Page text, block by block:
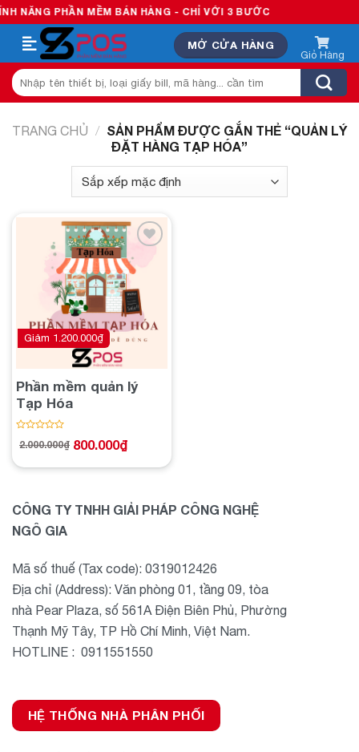
Skip
to
content
NĂNG PHẦN MỀM BÁN HÀNG - CHỈ VỚI 3 BƯỚC
MỞ CỬA HÀNG
Tìm
kiếm:
TRANG CHỦ / SẢN PHẨM ĐƯỢC GẮN THẺ “QUẢN LÝ
ĐẶT HÀNG TẠP HÓA”
wishlist
Phần mềm quản lý
Tạp Hóa
xếp
0
2.000.000₫
Giá
2.000.000₫.
800.000₫
Giá
là:
Giảm 1.200.000₫
CÔNG TY TNHH GIẢI PHÁP CÔNG NGHỆ
NGÔ GIA
Mã số thuế (Tax code): 0319012426
Địa chỉ (Address): Văn phòng 01, tầng 09, tòa
nhà Pear Plaza, số 561A Điện Biên Phủ, Phường
Thạnh Mỹ Tây, TP Hồ Chí Minh, Việt Nam.
HOTLINE : 0911551550
HỆ THỐNG NHÀ PHÂN PHỐI